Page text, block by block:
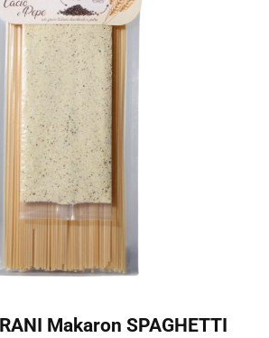
Makaron SPAGHETTI